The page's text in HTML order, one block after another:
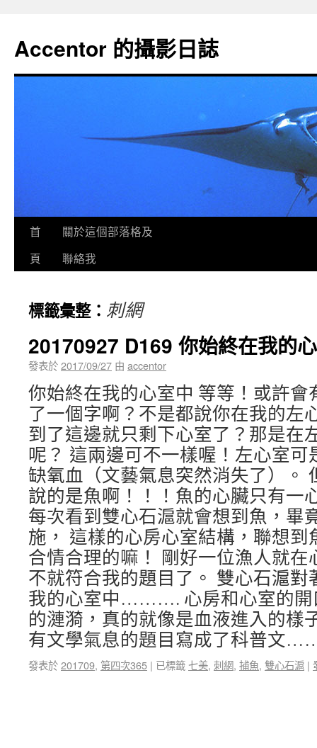
Accentor 的攝影日誌
首
頁
關於這個部落格及
聯絡我
標籤彙整： 刺網
20170927 D169 你始終在我的
發表於2017/09/27 由 accentor
你始終在我的心室中 等等！或許
了一個字啊？不是都說你在我的左
到了這邊就只剩下心室了？那是在
呢？ 這兩邊可不一樣喔！左心室
缺氧血（文藝氣息突然消失了）。
說的是魚啊！！！魚的心臟只有一
每次看到雙心石滬就會想到魚，畢
施， 這樣的心房心室結構，聯想
合情合理的嘛！ 剛好一位漁人就
不就符合我的題目了。 雙心石滬
我的心室中………. 心房和心室的開
的漣漪，真的就像是血液進入的樣
有文學氣息的題目寫成了科普
發表於201709, 第四次365 | 已標籤 七美, 刺網, 捕魚, 雙心石滬 |